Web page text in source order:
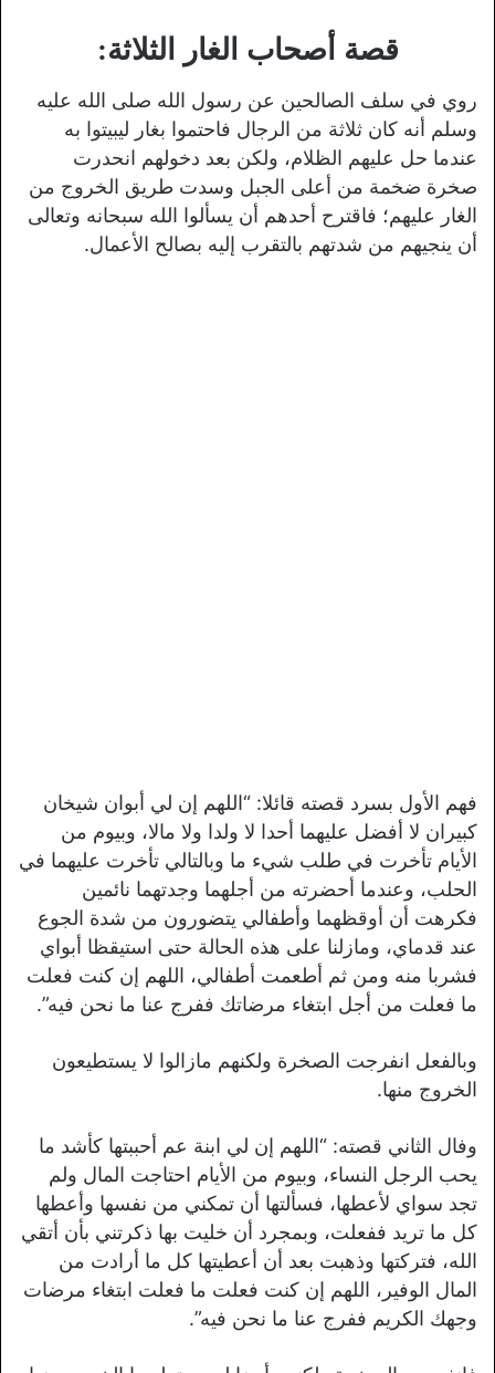
قصة أصحاب الغار الثلاثة:
روي في سلف الصالحين عن رسول الله صلى الله عليه
وسلم أنه كان ثلاثة من الرجال فاحتموا بغار ليبيتوا به
عندما حل عليهم الظلام، ولكن بعد دخولهم انحدرت
صخرة ضخمة من أعلى الجبل وسدت طريق الخروج من
الغار عليهم؛ فاقترح أحدهم أن يسألوا الله سبحانه وتعالى
أن ينجيهم من شدتهم بالتقرب إليه بصالح الأعمال.
فهم الأول بسرد قصته قائلا: “اللهم إن لي أبوان شيخان
كبيران لا أفضل عليهما أحدا لا ولدا ولا مالا، وبيوم من
الأيام تأخرت في طلب شيء ما وبالتالي تأخرت عليهما في
الحلب، وعندما أحضرته من أجلهما وجدتهما نائمين
فكرهت أن أوقظهما وأطفالي يتضورون من شدة الجوع
عند قدماي، ومازلنا على هذه الحالة حتى استيقظا أبواي
فشربا منه ومن ثم أطعمت أطفالي، اللهم إن كنت فعلت
ما فعلت من أجل ابتغاء مرضاتك ففرج عنا ما نحن فيه”.
وبالفعل انفرجت الصخرة ولكنهم مازالوا لا يستطيعون
الخروج منها.
وفال الثاني قصته: “اللهم إن لي ابنة عم أحببتها كأشد ما
يحب الرجل النساء، وبيوم من الأيام احتاجت المال ولم
تجد سواي لأعطها، فسألتها أن تمكني من نفسها وأعطها
كل ما تريد ففعلت، وبمجرد أن خليت بها ذكرتني بأن أتقي
الله، فتركتها وذهبت بعد أن أعطيتها كل ما أرادت من
المال الوفير، اللهم إن كنت فعلت ما فعلت ابتغاء مرضات
وجهك الكريم ففرج عنا ما نحن فيه”.